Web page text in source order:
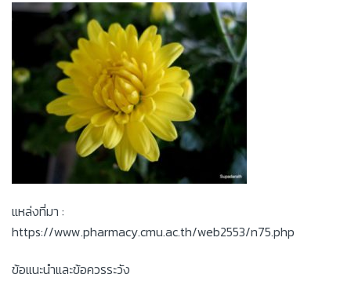
แหล่งที่มา :
https://www.pharmacy.cmu.ac.th/web2553/n75.php
ข้อแนะนำและข้อควรระวัง